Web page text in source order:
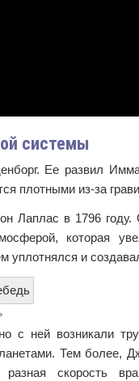
системы
Ее развил
плотными из-за
в 1796 году.
которая
уплотнялся и
с ней возникали
Тем более,
скорость